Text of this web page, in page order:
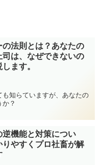
の法則とは？あなたの
司は、なぜできないの
ます。
知らていますが、あなたの
？
逆機能と対策につい
りやすくプロ社畜が解